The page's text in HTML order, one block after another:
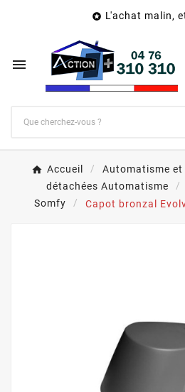
 L'achat malin,

Accueil Automatisme
détachées Automatisme
Somfy
Capot bronzal